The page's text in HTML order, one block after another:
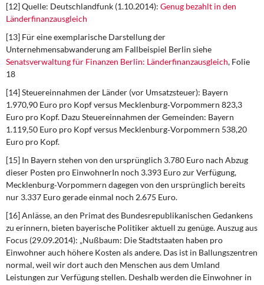
[12] Quelle: Deutschlandfunk (1.10.2014): Genug bezahlt in den
Länderfinanzausgleich
[13] Für eine exemplarische Darstellung der
Unternehmensabwanderung am Fallbeispiel Berlin siehe
Senatsverwaltung für Finanzen Berlin: Länderfinanzausgleich, Folie
18
[14] Steuereinnahmen der Länder (vor Umsatzsteuer): Bayern
1.970,90 Euro pro Kopf versus Mecklenburg‐Vorpommern 823,3
Euro pro Kopf. Dazu Steuereinnahmen der Gemeinden: Bayern
1.119,50 Euro pro Kopf versus Mecklenburg‐Vorpommern 538,20
Euro pro Kopf.
[15] In Bayern stehen von den ursprünglich 3.780 Euro nach Abzug
dieser Posten pro EinwohnerIn noch 3.393 Euro zur Verfügung,
Mecklenburg‐Vorpommern dagegen von den ursprünglich bereits
nur 3.337 Euro gerade einmal noch 2.675 Euro.
[16] Anlässe, an den Primat des Bundesrepublikanischen Gedankens
zu erinnern, bieten bayerische Politiker aktuell zu genüge. Auszug aus
Focus (29.09.2014): „Nußbaum: Die Stadtstaaten haben pro
Einwohner auch höhere Kosten als andere. Das ist in Ballungszentren
normal, weil wir dort auch den Menschen aus dem Umland
Leistungen zur Verfügung stellen. Deshalb werden die Einwohner in